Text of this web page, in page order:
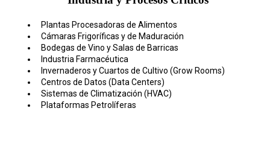
Plantas Procesadoras de Alimentos
Cámaras Frigoríficas y de Maduración
Bodegas de Vino y Salas de Barricas
Industria Farmacéutica
Invernaderos y Cuartos de Cultivo (Grow Rooms)
Centros de Datos (Data Centers)
Sistemas de Climatización (HVAC)
Plataformas Petrolíferas